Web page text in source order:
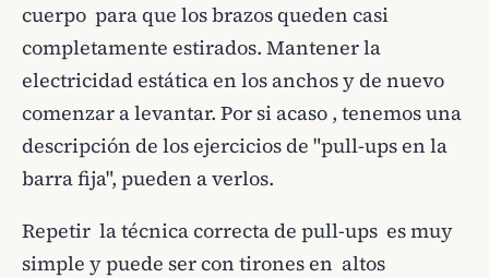
cuerpo para que los brazos queden casi
completamente estirados. Mantener la
electricidad estática en los anchos y de nuevo
comenzar a levantar. Por si acaso , tenemos una
descripción de los ejercicios de "pull-ups en la
barra fija", pueden a verlos.
Repetir la técnica correcta de pull-ups es muy
simple y puede ser con tirones en altos